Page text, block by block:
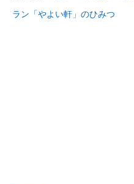
ラン「やよい軒」のひみつ